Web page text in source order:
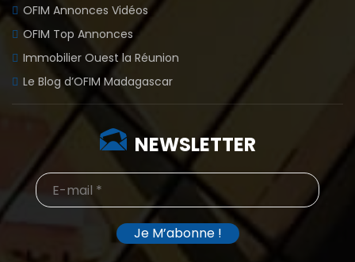
OFIM Annonces Vidéos
OFIM Top Annonces
Immobilier Ouest la Réunion
Le Blog d’OFIM Madagascar
NEWSLETTER